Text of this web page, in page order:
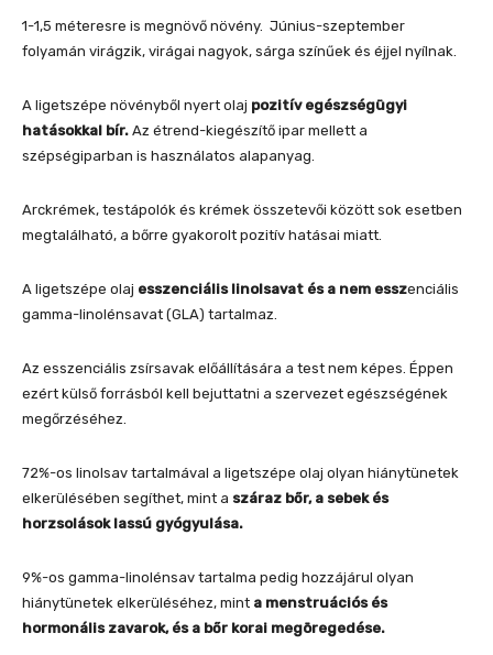
1-1,5 méteresre is megnövő növény. Június-szeptember
folyamán virágzik, virágai nagyok, sárga színűek és éjjel nyílnak.
A ligetszépe növényből nyert olaj pozitív egészségügyi
hatásokkal bír. Az étrend-kiegészítő ipar mellett a
szépségiparban is használatos alapanyag.
Arckrémek, testápolók és krémek összetevői között sok esetben
megtalálható, a bőrre gyakorolt pozitív hatásai miatt.
A ligetszépe olaj esszenciális linolsavat és a nem esszenciális
gamma-linolénsavat (GLA) tartalmaz.
Az esszenciális zsírsavak előállítására a test nem képes. Éppen
ezért külső forrásból kell bejuttatni a szervezet egészségének
megőrzéséhez.
72%-os linolsav tartalmával a ligetszépe olaj olyan hiánytünetek
elkerülésében segíthet, mint a száraz bőr, a sebek és
horzsolások lassú gyógyulása.
9%-os gamma-linolénsav tartalma pedig hozzájárul olyan
hiánytünetek elkerüléséhez, mint a menstruációs és
hormonális zavarok, és a bőr korai megöregedése.